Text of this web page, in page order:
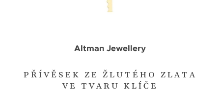
PŘÍVĚSEK ZE ŽLUTÉHO ZLATA
VE TVARU KLÍČE
Altman Jewellery